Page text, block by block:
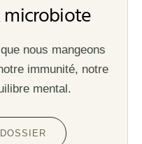
nous mangeons
immunité, notre
mental.